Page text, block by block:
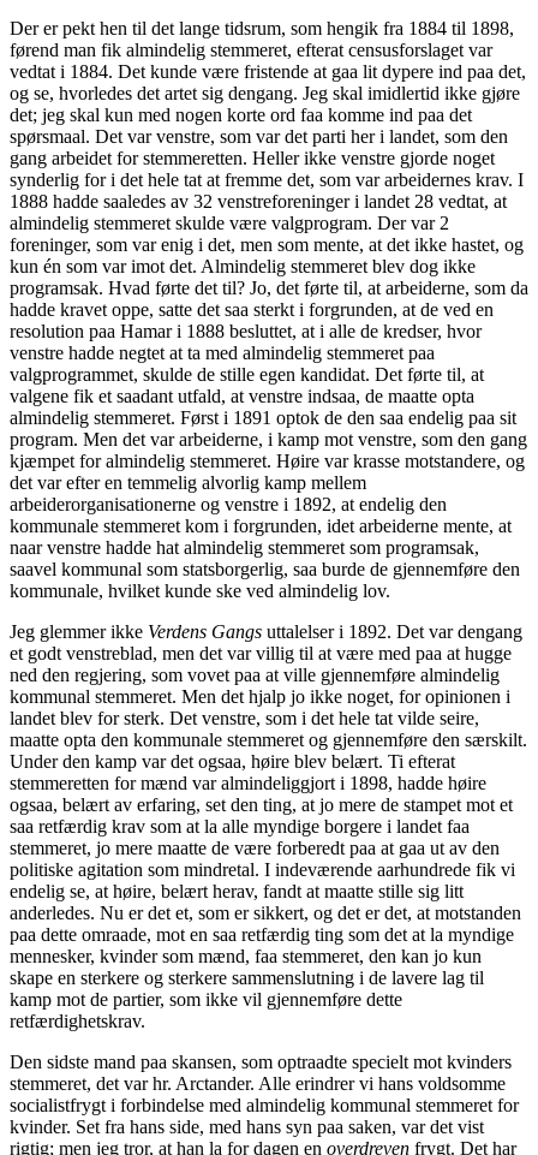
Der er pekt hen til det lange tidsrum, som hengik fra 1884 til 1898,
førend man fik almindelig stemmeret, efterat censusforslaget var
vedtat i 1884. Det kunde være fristende at gaa lit dypere ind paa det,
og se, hvorledes det artet sig dengang. Jeg skal imidlertid ikke gjøre
det; jeg skal kun med nogen korte ord faa komme ind paa det
spørsmaal. Det var venstre, som var det parti her i landet, som den
gang arbeidet for stemmeretten. Heller ikke venstre gjorde noget
synderlig for i det hele tat at fremme det, som var arbeidernes krav. I
1888 hadde saaledes av 32 venstreforeninger i landet 28 vedtat, at
almindelig stemmeret skulde være valgprogram. Der var 2
foreninger, som var enig i det, men som mente, at det ikke hastet, og
kun én som var imot det. Almindelig stemmeret blev dog ikke
programsak. Hvad førte det til? Jo, det førte til, at arbeiderne, som da
hadde kravet oppe, satte det saa sterkt i forgrunden, at de ved en
resolution paa Hamar i 1888 besluttet, at i alle de kredser, hvor
venstre hadde negtet at ta med almindelig stemmeret paa
valgprogrammet, skulde de stille egen kandidat. Det førte til, at
valgene fik et saadant utfald, at venstre indsaa, de maatte opta
almindelig stemmeret. Først i 1891 optok de den saa endelig paa sit
program. Men det var arbeiderne, i kamp mot venstre, som den gang
kjæmpet for almindelig stemmeret. Høire var krasse motstandere, og
det var efter en temmelig alvorlig kamp mellem
arbeiderorganisationerne og venstre i 1892, at endelig den
kommunale stemmeret kom i forgrunden, idet arbeiderne mente, at
naar venstre hadde hat almindelig stemmeret som programsak,
saavel kommunal som statsborgerlig, saa burde de gjennemføre den
kommunale, hvilket kunde ske ved almindelig lov.
Jeg glemmer ikke Verdens Gangs uttalelser i 1892. Det var dengang
et godt venstreblad, men det var villig til at være med paa at hugge
ned den regjering, som vovet paa at ville gjennemføre almindelig
kommunal stemmeret. Men det hjalp jo ikke noget, for opinionen i
landet blev for sterk. Det venstre, som i det hele tat vilde seire,
maatte opta den kommunale stemmeret og gjennemføre den særskilt.
Under den kamp var det ogsaa, høire blev belært. Ti efterat
stemmeretten for mænd var almindeliggjort i 1898, hadde høire
ogsaa, belært av erfaring, set den ting, at jo mere de stampet mot et
saa retfærdig krav som at la alle myndige borgere i landet faa
stemmeret, jo mere maatte de være forberedt paa at gaa ut av den
politiske agitation som mindretal. I indeværende aarhundrede fik vi
endelig se, at høire, belært herav, fandt at maatte stille sig litt
anderledes. Nu er det et, som er sikkert, og det er det, at motstanden
paa dette omraade, mot en saa retfærdig ting som det at la myndige
mennesker, kvinder som mænd, faa stemmeret, den kan jo kun
skape en sterkere og sterkere sammenslutning i de lavere lag til
kamp mot de partier, som ikke vil gjennemføre dette
retfærdighetskrav.
Den sidste mand paa skansen, som optraadte specielt mot kvinders
stemmeret, det var hr. Arctander. Alle erindrer vi hans voldsomme
socialistfrygt i forbindelse med almindelig kommunal stemmeret for
kvinder. Set fra hans side, med hans syn paa saken, var det vist
rigtig; men jeg tror, at han la for dagen en overdreven frygt. Det har